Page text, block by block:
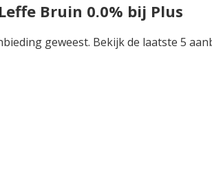
Bruin 0.0% bij Plus
geweest. Bekijk de laatste 5